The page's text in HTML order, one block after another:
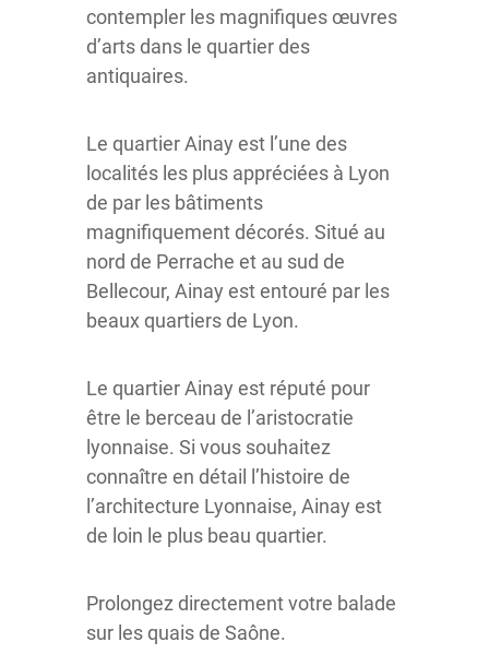
contempler les magnifiques œuvres
d’arts dans le quartier des
antiquaires.
Le quartier Ainay est l’une des
localités les plus appréciées à Lyon
de par les bâtiments
magnifiquement décorés. Situé au
nord de Perrache et au sud de
Bellecour, Ainay est entouré par les
beaux quartiers de Lyon.
Le quartier Ainay est réputé pour
être le berceau de l’aristocratie
lyonnaise. Si vous souhaitez
connaître en détail l’histoire de
l’architecture Lyonnaise, Ainay est
de loin le plus beau quartier.
Prolongez directement votre balade
sur les quais de Saône.